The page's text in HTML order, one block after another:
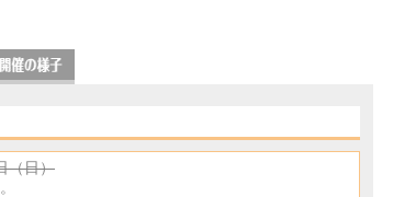
（日）